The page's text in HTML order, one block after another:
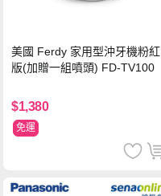
美國 Ferdy 家用型沖牙機粉紅
版(加贈一組噴頭) FD-TV100
$1,380
免運